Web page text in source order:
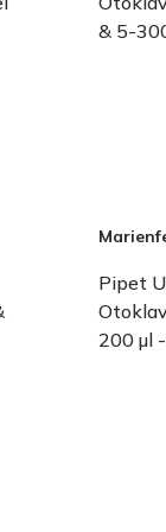
& 5-
Pipet
200 µl